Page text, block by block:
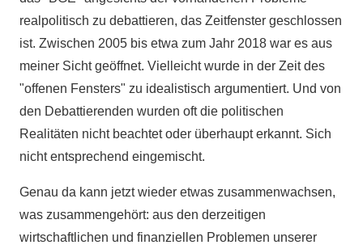
realpolitisch zu debattieren, das Zeitfenster geschlossen
ist. Zwischen 2005 bis etwa zum Jahr 2018 war es aus
meiner Sicht geöffnet. Vielleicht wurde in der Zeit des
"offenen Fensters" zu idealistisch argumentiert. Und von
den Debattierenden wurden oft die politischen
Realitäten nicht beachtet oder überhaupt erkannt. Sich
nicht entsprechend eingemischt.
Genau da kann jetzt wieder etwas zusammenwachsen,
was zusammengehört: aus den derzeitigen
wirtschaftlichen und finanziellen Problemen unserer